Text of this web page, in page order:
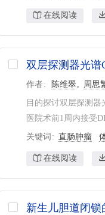
在线阅读
双层探测器光谱
作者 陈维翠 周思
目的探讨双层探测
医院术前1周内接受
关键词 直肠肿瘤
在线阅读
新生儿胆道闭